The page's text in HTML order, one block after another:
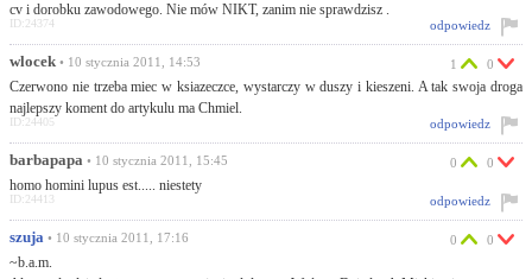
cv i dorobku zawodowego. Nie mów NIKT, zanim nie sprawdzisz .
odpowiedz
ID:24374
wlocek • 10 stycznia 2011, 14:53
Czerwono nie trzeba miec w ksiazeczce, wystarczy w duszy i kieszeni. A tak swoja droga
najlepszy koment do artykulu ma Chmiel.
1 0
odpowiedz
ID:24405
barbapapa • 10 stycznia 2011, 15:45
homo homini lupus est..... niestety
0 0
odpowiedz
ID:24413
szuja • 10 stycznia 2011, 17:16
~b.a.m.
0 0